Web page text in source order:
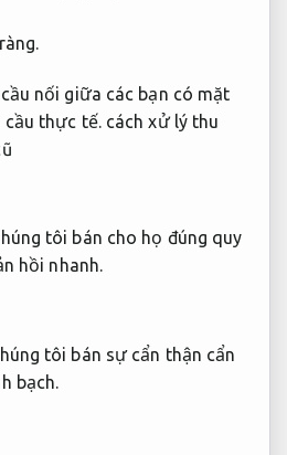
nối giữa các bạn có mặt
cầu thực tế.cách xử lý thu
tôi bán cho họ đúng quy
hồi nhanh.
tôi bán sự cẩn thận cẩn
bạch.